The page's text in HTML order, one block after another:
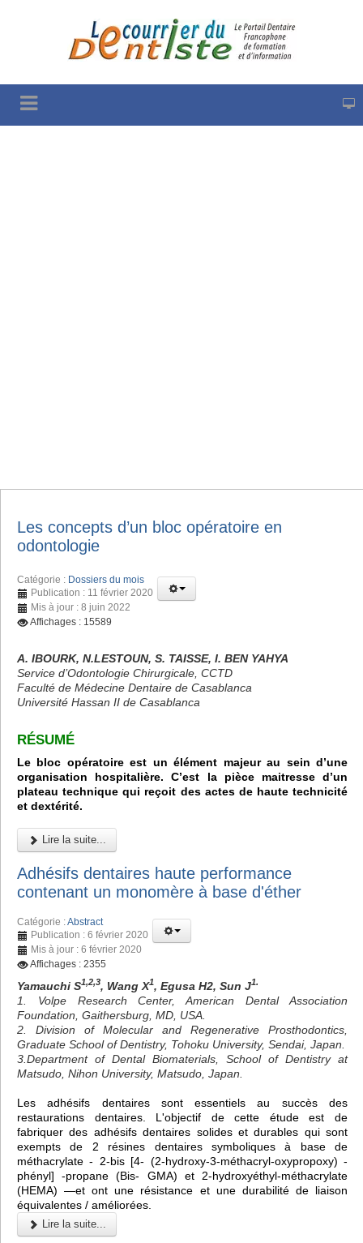
Les concepts d’un bloc opératoire en
odontologie
Catégorie : Dossiers du mois
Publication : 11 février 2020
Mis à jour : 8 juin 2022
Affichages : 15589
A. IBOURK, N.LESTOUN, S. TAISSE, I. BEN YAHYA
Service d’Odontologie Chirurgicale, CCTD
Faculté de Médecine Dentaire de Casablanca
Université Hassan II de Casablanca
RÉSUMÉ
Le bloc opératoire est un élément majeur au sein d’une
organisation hospitalière. C’est la pièce maitresse d’un
plateau technique qui reçoit des actes de haute technicité
et dextérité.
Lire la suite...
Adhésifs dentaires haute performance
contenant un monomère à base d'éther
Catégorie :Abstract
Publication : 6 février 2020
Mis à jour : 6 février 2020
Affichages : 2355
Yamauchi S1,2,3, Wang X1, Egusa H2, Sun J1.
1. Volpe Research Center, American Dental Association
Foundation, Gaithersburg, MD, USA.
2. Division of Molecular and Regenerative Prosthodontics,
Graduate School of Dentistry, Tohoku University, Sendai, Japan.
3.Department of Dental Biomaterials, School of Dentistry at
Matsudo, Nihon University, Matsudo, Japan.
Les adhésifs dentaires sont essentiels au succès des
restaurations dentaires. L'objectif de cette étude est de
fabriquer des adhésifs dentaires solides et durables qui sont
exempts de 2 résines dentaires symboliques à base de
méthacrylate - 2-bis [4- (2-hydroxy-3-méthacryl-oxypropoxy) -
phényl] -propane (Bis- GMA) et 2-hydroxyéthyl-méthacrylate
(HEMA) —et ont une résistance et une durabilité de liaison
équivalentes / améliorées.
Lire la suite...